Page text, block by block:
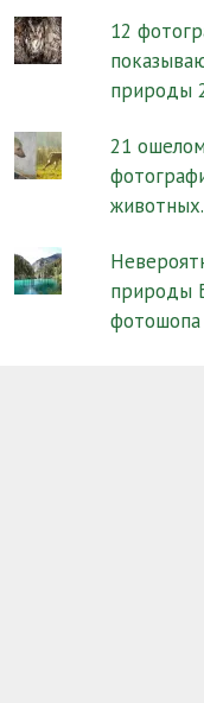
12
природы
21
природы
фотошопа